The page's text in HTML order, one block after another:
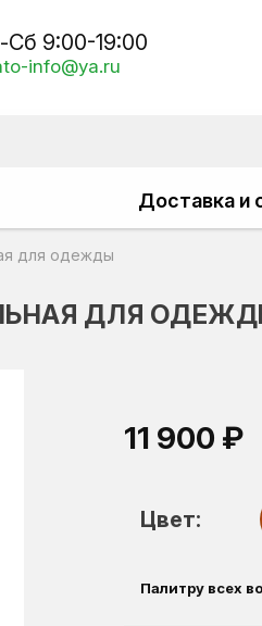
Сб 9:00-19:00
info@ya.ru
Доставка и
для одежды
ДЛЯ
11 900 ₽
Цвет:
Палитру всех